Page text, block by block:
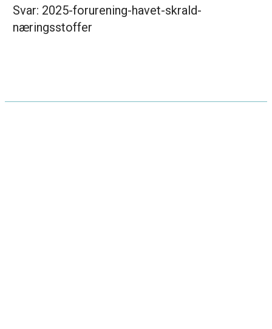
Svar: 2025-forurening-havet-skrald-
næringsstoffer